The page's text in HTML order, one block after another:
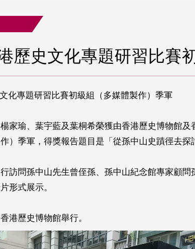
歷史文化專題研習比賽
化專題研習比賽初級組（多媒體製作）季軍
家瑜、葉宇藍及葉桐希榮獲由香港歷史博物館
）季軍，得獎報告題目是「從孫中山史蹟徑去探
訪問孫中山先生曾侄孫、孫中山紀念館專家顧
形式展示。
港歷史博物館舉行。